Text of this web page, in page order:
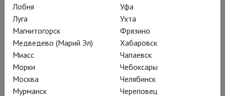
полумифической фигурой – фараоном,
взошедшим на царство после смерти
отца Аменхотепа III и отринувшим
привычное древнеегиптеское
многобожие. Для начала он меняет
себе имя – с Аменхотепа IV, на
Эхнатона, то есть, «духа Атона»,
Лобня
Луга
Магнитогорск
Медведево (Марий Эл)
Миасс
Морки
Москва
Мурманск
Уфа
Ухта
Фрязино
Хабаровск
Чапаевск
Чебоксары
Челябинск
Череповец